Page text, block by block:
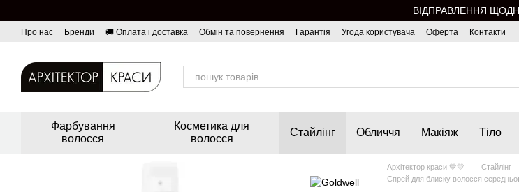
ВІДПРАВЛЕННЯ
Про нас Бренди 🚚 Оплата і доставка Обмін та повернення Гарантія Угода користувача Оферта Контакти
Фарбування
волосся
Косметика для
волосся
Стайлінг Обличчя Макіяж Тіло
Архітектор краси 💙💛 Стайлінг
Спрей для блиску волосся